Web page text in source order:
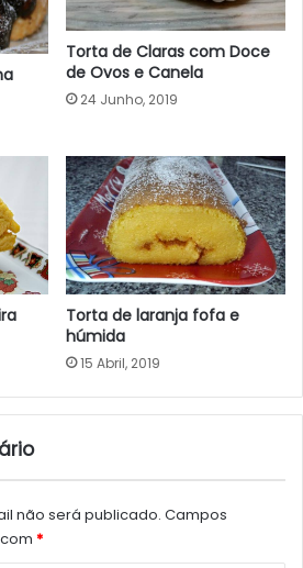
Torta de Claras com Doce
de Ovos e Canela
24 Junho, 2019
Torta de laranja fofa e
húmida
15 Abril, 2019
não será publicado. Campos
*